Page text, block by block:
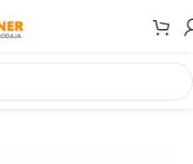
Dodaci za kucišta